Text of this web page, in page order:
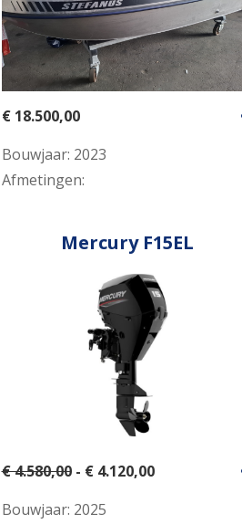
€ 18.500,00
Bouwjaar: 2023
Afmetingen:
Mercury F15EL
€ 4.580,00- € 4.120,00
Bouwjaar: 2025